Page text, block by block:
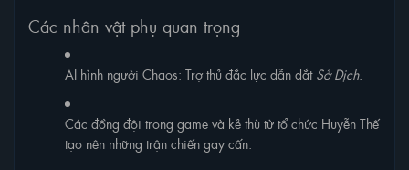
Các nhân vật phụ quan trọng
AI hình người Chaos: Trợ thủ đắc lực dẫn dắtSở Dịch.
Các đồng đội trong game và kẻ thù từ tổ chức Huyễn Thế
tạo nên những trận chiến gay cấn.